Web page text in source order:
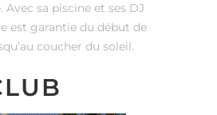
sa piscine et ses DJ
est garantie du début de
coucher du soleil.